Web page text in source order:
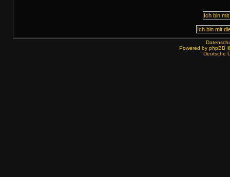
Powered by phpBB
Deutsche